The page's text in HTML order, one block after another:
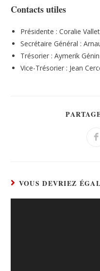
Contacts utiles
Présidente : Coralie Vallet
Secrétaire Général :
Trésorier : Aymerik Génin
Vice-Trésorier : Jean
VOUS DEVRIEZ